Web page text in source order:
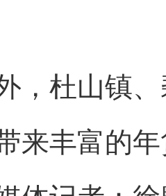
杜山镇、
来丰富的